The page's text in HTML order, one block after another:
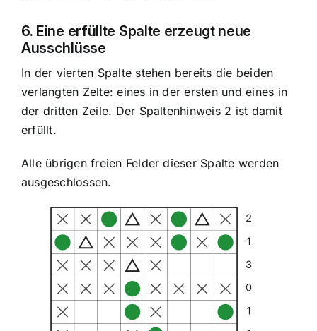
6. Eine erfüllte Spalte erzeugt neue
Ausschlüsse
In der vierten Spalte stehen bereits die beiden
verlangten Zelte: eines in der ersten und eines in
der dritten Zeile. Der Spaltenhinweis 2 ist damit
erfüllt.
Alle übrigen freien Felder dieser Spalte werden
ausgeschlossen.